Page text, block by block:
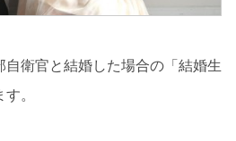
自衛官と結婚した場合の「結婚生
。